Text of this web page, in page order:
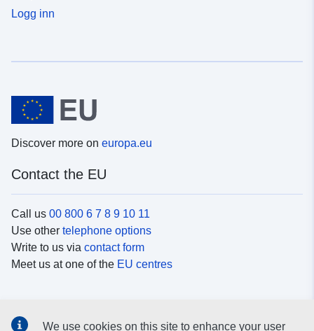
Logg inn
Discover more on europa.eu
Contact the EU
Call us 00 800 6 7 8 9 10 11
Use other telephone options
Write to us via contact form
Meet us at one of the EU centres
We use cookies on this site to enhance your user